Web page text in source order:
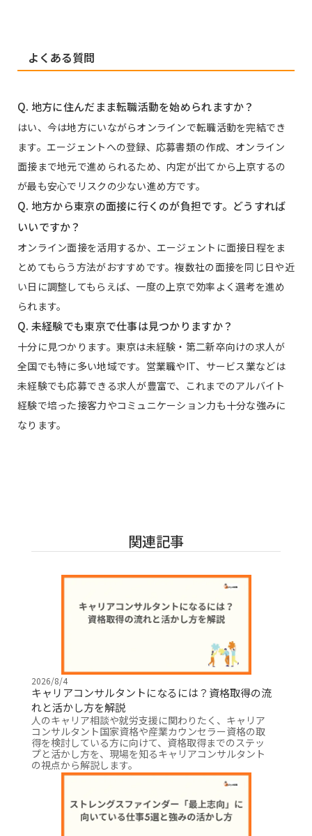
よくある質問
Q. 地方に住んだまま転職活動を始められますか？
はい、今は地方にいながらオンラインで転職活動を完結でき
ます。エージェントへの登録、応募書類の作成、オンライン
面接まで地元で進められるため、内定が出てから上京するの
が最も安心でリスクの少ない進め方です。
Q. 地方から東京の面接に行くのが負担です。どうすれば
いいですか？
オンライン面接を活用するか、エージェントに面接日程をま
とめてもらう方法がおすすめです。複数社の面接を同じ日や近
い日に調整してもらえば、一度の上京で効率よく選考を進め
られます。
Q. 未経験でも東京で仕事は見つかりますか？
十分に見つかります。東京は未経験・第二新卒向けの求人が
全国でも特に多い地域です。営業職やIT、サービス業などは
未経験でも応募できる求人が豊富で、これまでのアルバイト
経験で培った接客力やコミュニケーション力も十分な強みに
なります。
関連記事
2026/8/4
キャリアコンサルタントになるには？資格取得の流
れと活かし方を解説
人のキャリア相談や就労支援に関わりたく、キャリア
コンサルタント国家資格や産業カウンセラー資格の取
得を検討している方に向けて、資格取得までのステッ
プと活かし方を、現場を知るキャリアコンサルタント
の視点から解説します。